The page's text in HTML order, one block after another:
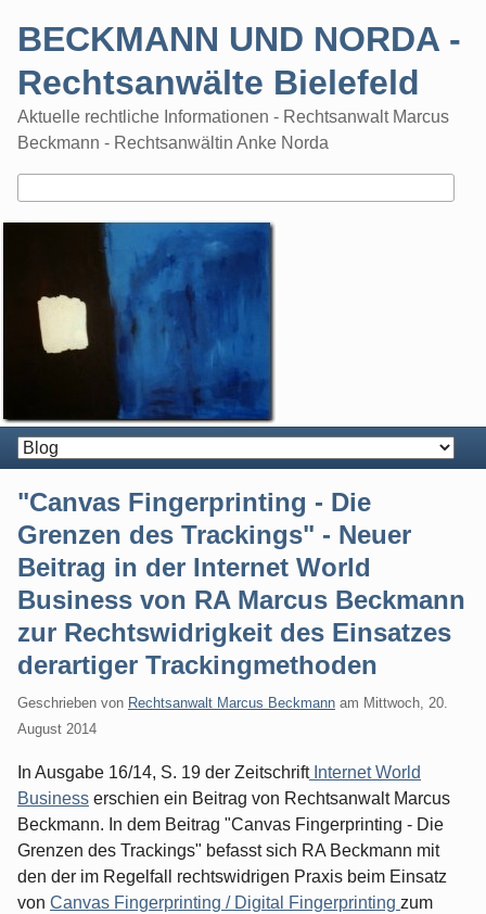
BECKMANN UND NORDA -
Rechtsanwälte Bielefeld
Aktuelle rechtliche Informationen - Rechtsanwalt Marcus
Beckmann - Rechtsanwältin Anke Norda
"Canvas Fingerprinting - Die
Grenzen des Trackings" - Neuer
Beitrag in der Internet World
Business von RA Marcus Beckmann
zur Rechtswidrigkeit des Einsatzes
derartiger Trackingmethoden
Geschrieben von Rechtsanwalt Marcus Beckmann am Mittwoch, 20.
August 2014
In Ausgabe 16/14, S. 19 der ZeitschriftInternet World
Business erschien ein Beitrag von Rechtsanwalt Marcus
Beckmann. In dem Beitrag "Canvas Fingerprinting - Die
Grenzen des Trackings" befasst sich RA Beckmann mit
den der im Regelfall rechtswidrigen Praxis beim Einsatz
von Canvas Fingerprinting / Digital Fingerprinting zum